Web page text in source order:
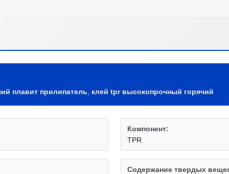
плавит прилипатель клей tpr высокопрочный горячий
Компонент:
TPR
Содержание твердых